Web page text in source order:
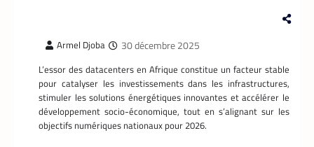
Armel Djoba 30 décembre 2025
L’essor des datacenters en Afrique constitue un facteur stable
pour catalyser les investissements dans les infrastructures,
stimuler les solutions énergétiques innovantes et accélérer le
développement socio-économique, tout en s’alignant sur les
objectifs numériques nationaux pour 2026.